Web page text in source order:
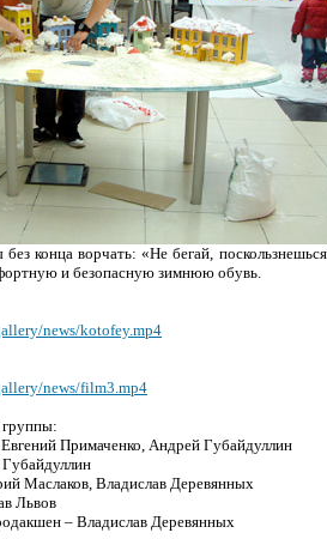
конца ворчать: «Не бегай,
и безопасную зимнюю обувь.
news/kotofey.mp4
news/film3.mp4
группы:
Примаченко, Андрей Губайдуллин
Маслаков, Владислав Деревянных
Львов
– Владислав Деревянных